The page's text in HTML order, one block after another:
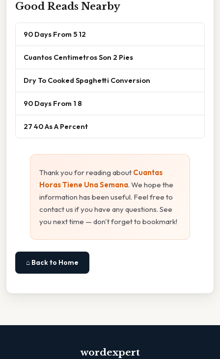
Good Reads Nearby
90 Days From 5 12
Cuantos Centimetros Son 2 Pies
Dry To Cooked Spaghetti Conversion
90 Days From 1 8
27 40 As A Percent
Thank you for reading about Cuantas
Horas Tiene Una Semana. We hope the
information has been useful. Feel free to
contact us if you have any questions. See
you next time — don't forget to bookmark!
⌂ Back to Home
wordexpert